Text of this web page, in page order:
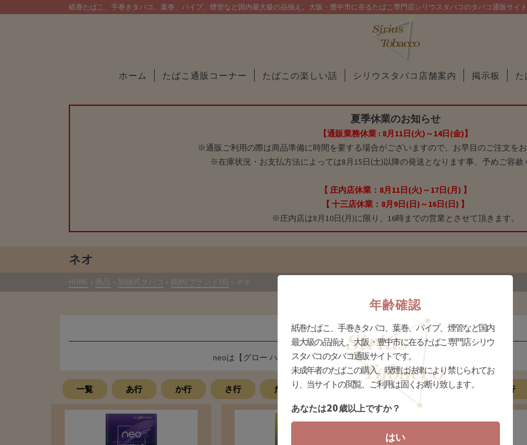
紙巻たばこ、手巻きタバコ、葉巻、パイプ、煙管など国内最大級の品揃え。大阪・豊中市に在るたばこ専門店シリウスタバコのタバコ通販サイト
ホーム たばこ通販コーナー たばこの楽しい話 シリウスタバコ店舗案内 掲示板 た
夏季休業のお知らせ
【通販業務休業 : 8月11日(火)～14日(金)】
※通販ご利用の際は商品準備に時間を要する場合がございますので、お早目のご注文をお
※在庫状況・お支払方法によっては8月15日(土)以降の発送となります事、予めご容赦
【 庄内店休業：8月11日(火)～17日(月) 】
【 十三店休業：8月9日(日)～16日(日) 】
※庄内店は8月10日(月)に限り、16時までの営業とさせて頂きます。
ネオ
HOME » 商品 » 加熱式タバコ » 銘柄(ブランド)別 » ネオ
ネオ
neoは【グロー ハイパー(glo hyper)】専用です。
一覧 あ行 か行 さ行 た行 な行 は行 ま行 やらわ行
年齢確認
紙巻たばこ、手巻きタバコ、葉巻、パイプ、煙管など国内
最大級の品揃え。大阪・豊中市に在るたばこ専門店シリウ
スタバコのタバコ通販サイトです。
未成年者のたばこの購入、喫煙は法律により禁じられてお
り、当サイトの閲覧、ご利用は固くお断り致します。
あなたは20歳以上ですか？
はい